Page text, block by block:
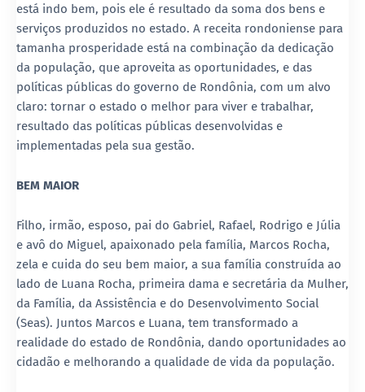
está indo bem, pois ele é resultado da soma dos bens e
serviços produzidos no estado. A receita rondoniense para
tamanha prosperidade está na combinação da dedicação
da população, que aproveita as oportunidades, e das
políticas públicas do governo de Rondônia, com um alvo
claro: tornar o estado o melhor para viver e trabalhar,
resultado das políticas públicas desenvolvidas e
implementadas pela sua gestão.
BEM MAIOR
Filho, irmão, esposo, pai do Gabriel, Rafael, Rodrigo e Júlia
e avô do Miguel, apaixonado pela família, Marcos Rocha,
zela e cuida do seu bem maior, a sua família construída ao
lado de Luana Rocha, primeira dama e secretária da Mulher,
da Família, da Assistência e do Desenvolvimento Social
(Seas). Juntos Marcos e Luana, tem transformado a
realidade do estado de Rondônia, dando oportunidades ao
cidadão e melhorando a qualidade de vida da população.